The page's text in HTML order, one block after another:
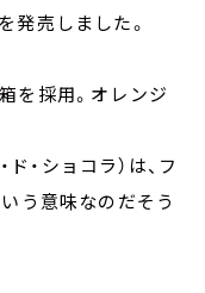
発売しました。
を採用。オレンジ
・ショコラ）は、フ
う意味なのだそう